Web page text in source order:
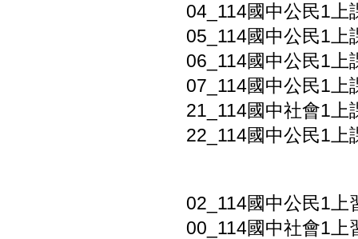
04_114國中公民1上
05_114國中公民1上
06_114國中公民1上
07_114國中公民1上
21_114國中社會1上
22_114國中公民1上
02_114國中公民1上
00_114國中社會1上